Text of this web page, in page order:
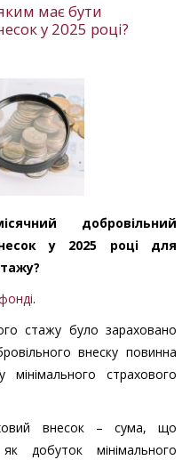
має бути
у 2025 році?
добровільний
у 2025 році для
.
стажу було зараховано
внеску повинна
страхового
внесок – сума, що
добуток мінімального